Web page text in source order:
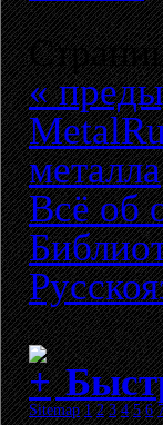
«
металла
Всё об
Sitemap 1 2 3 4 5 6